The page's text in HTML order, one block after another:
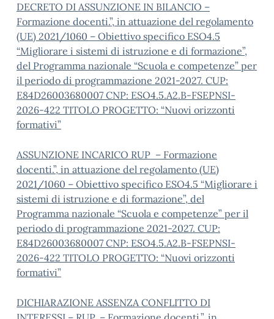
DECRETO DI ASSUNZIONE IN BILANCIO –
Formazione docenti.”, in attuazione del regolamento
(UE) 2021/1060 – Obiettivo specifico ESO4.5
“Migliorare i sistemi di istruzione e di formazione”,
del Programma nazionale “Scuola e competenze” per
il periodo di programmazione 2021-2027. CUP:
E84D26003680007 CNP: ESO4.5.A2.B-FSEPNSI-
2026-422 TITOLO PROGETTO: “Nuovi orizzonti
formativi”
ASSUNZIONE INCARICO RUP – Formazione
docenti.”, in attuazione del regolamento (UE)
2021/1060 – Obiettivo specifico ESO4.5 “Migliorare i
sistemi di istruzione e di formazione”, del
Programma nazionale “Scuola e competenze” per il
periodo di programmazione 2021-2027. CUP:
E84D26003680007 CNP: ESO4.5.A2.B-FSEPNSI-
2026-422 TITOLO PROGETTO: “Nuovi orizzonti
formativi”
DICHIARAZIONE ASSENZA CONFLITTO DI